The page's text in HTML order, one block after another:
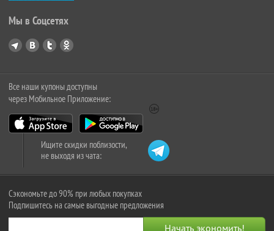
Мы в Соцсетях
Все наши купоны доступны
через Мобильное Приложение:
Ищите скидки поблизости,
не выходя из чата:
Сэкономьте до 90% при любых покупках
Подпишитесь на самые выгодные предложения